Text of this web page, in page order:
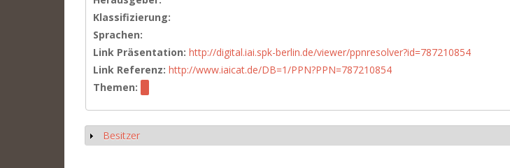
Klassifizierung:
Sprachen:
Link Präsentation: http://digital.iai.spk-berlin.de/viewer/ppnresolver?id=787210854
Link Referenz: http://www.iaicat.de/DB=1/PPN?PPN=787210854
Themen:
Anzeigen
Besitzer